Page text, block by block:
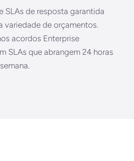
SLAs de resposta garantida
variedade de orçamentos.
acordos Enterprise
SLAs que abrangem 24 horas